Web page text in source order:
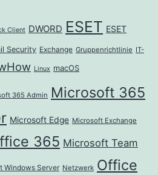
Client DWORD ESET ESET
Security Exchange Gruppenrichtlinie IT-
Linux macOS
365 Admin Microsoft 365
Microsoft Edge Microsoft Exchange
365 Microsoft Team
Windows Server Netzwerk Office